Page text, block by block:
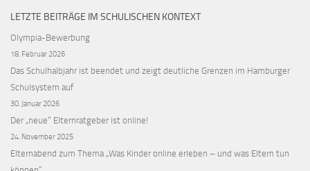
LETZTE BEITRÄGE IM SCHULISCHEN KONTEXT
Olympia-Bewerbung
18. Februar 2026
Das Schulhalbjahr ist beendet und zeigt deutliche Grenzen im Hamburger
Schulsystem auf
30. Januar 2026
Der „neue“ Elternratgeber ist online!
24. November 2025
Elternabend zum Thema „Was Kinder online erleben – und was Eltern tun